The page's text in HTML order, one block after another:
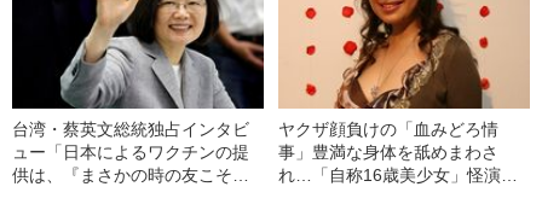
台湾・蔡英文総統独占インタビ
ュー「日本によるワクチンの提
供は、『まさかの時の友こそ真
ヤクザ顔負けの「血みどろ情
事」豊満な身体を舐めまわさ
れ…「自称16歳美少女」怪演